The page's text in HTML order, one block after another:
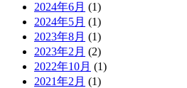
2024年6月 (1)
2024年5月 (1)
2023年8月 (1)
2023年2月 (2)
2022年10月 (1)
2021年2月 (1)